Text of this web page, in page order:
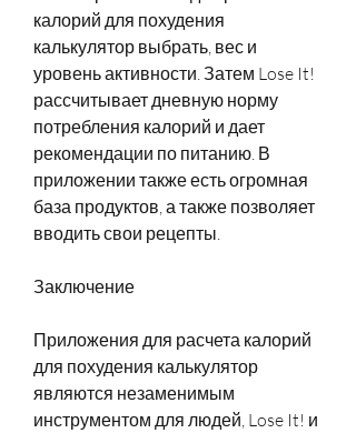
калорий для похудения
калькулятор выбрать, вес и
уровень активности. Затем Lose It!
рассчитывает дневную норму
потребления калорий и дает
рекомендации по питанию. В
приложении также есть огромная
база продуктов, а также позволяет
вводить свои рецепты.
Заключение
Приложения для расчета калорий
для похудения калькулятор
являются незаменимым
инструментом для людей, Lose It! и